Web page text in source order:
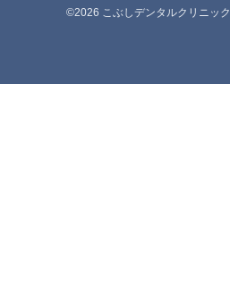
©2026 こぶしデンタルクリニック